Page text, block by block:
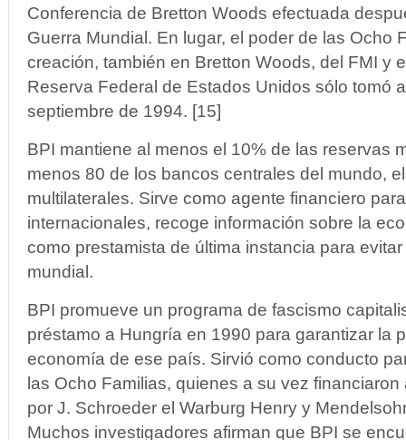
Conferencia de Bretton Woods efectuada
Guerra Mundial. En lugar, el poder de las Ocho
creación, también en Bretton Woods, del FMI y
Reserva Federal de Estados Unidos sólo tomó
septiembre de 1994. [15]
BPI mantiene al menos el 10% de las reservas
menos 80 de los bancos centrales del mundo,
multilaterales. Sirve como agente financiero
internacionales, recoge información sobre la
como prestamista de última instancia para
mundial.
BPI promueve un programa de fascismo
préstamo a Hungría en 1990 para garantizar la
economía de ese país. Sirvió como conducto
las Ocho Familias, quienes a su vez financiaron
por J. Schroeder el Warburg Henry y
Muchos investigadores afirman que BPI se